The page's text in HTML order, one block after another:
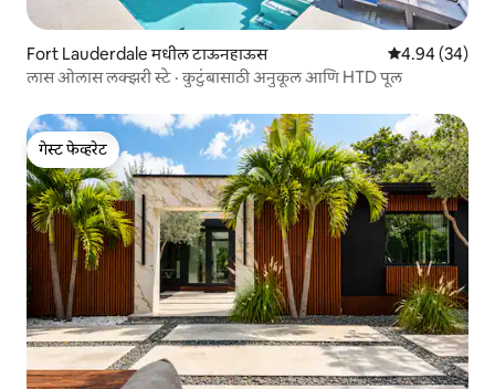
Fort Lauderdale मधील टाऊनहाऊस 5 पैकी 4.94
4.94 (34)
लास ओलास लक्झरी स्टे · कुटुंबासाठी अनुकूल आणि HTD पूल
गेस्ट फेव्हरेट
गेस्ट फेव्हरेट